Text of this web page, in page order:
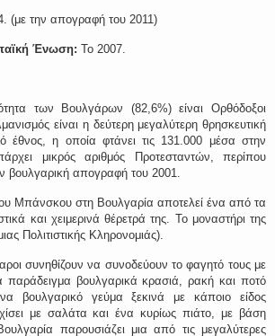
(με την απογραφή του 2011)
Ένωση: Το 2007.
των Βουλγάρων (82,6%) είναι Ορθόδοξοι
είναι η δεύτερη μεγαλύτερη θρησκευτική
έθνος, η οποία φτάνει τις 131.000 μέσα στην
μικρός αριθμός Προτεσταντών, περίπου
βουλγαρική απογραφή του 2001.
Μπάνσκου στη Βουλγαρία αποτελεί ένα από τα
και χειμερινά θέρετρά της. Το μοναστήρι της
Πολιτιστικής Κληρονομιάς).
συνηθίζουν να συνοδεύουν το φαγητό τους με
παράδειγμα βουλγαρικά κρασιά, ρακή και ποτό
βουλγαρικό γεύμα ξεκινά με κάποιο είδος
με σαλάτα και ένα κυρίως πιάτο, με βάση
παρουσιάζει μια από τις μεγαλύτερες